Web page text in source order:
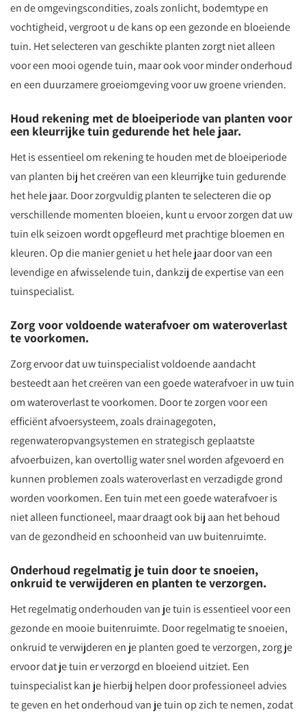
en de omgevingscondities, zoals zonlicht, bodemtype en
vochtigheid, vergroot u de kans op een gezonde en bloeiende
tuin. Het selecteren van geschikte planten zorgt niet alleen
voor een mooi ogende tuin, maar ook voor minder onderhoud
en een duurzamere groeiomgeving voor uw groene vrienden.
Houd rekening met de bloeiperiode van planten voor
een kleurrijke tuin gedurende het hele jaar.
Het is essentieel om rekening te houden met de bloeiperiode
van planten bij het creëren van een kleurrijke tuin gedurende
het hele jaar. Door zorgvuldig planten te selecteren die op
verschillende momenten bloeien, kunt u ervoor zorgen dat uw
tuin elk seizoen wordt opgefleurd met prachtige bloemen en
kleuren. Op die manier geniet u het hele jaar door van een
levendige en afwisselende tuin, dankzij de expertise van een
tuinspecialist.
Zorg voor voldoende waterafvoer om wateroverlast
te voorkomen.
Zorg ervoor dat uw tuinspecialist voldoende aandacht
besteedt aan het creëren van een goede waterafvoer in uw tuin
om wateroverlast te voorkomen. Door te zorgen voor een
efficiënt afvoersysteem, zoals drainagegoten,
regenwateropvangsystemen en strategisch geplaatste
afvoerbuizen, kan overtollig water snel worden afgevoerd en
kunnen problemen zoals wateroverlast en verzadigde grond
worden voorkomen. Een tuin met een goede waterafvoer is
niet alleen functioneel, maar draagt ook bij aan het behoud
van de gezondheid en schoonheid van uw buitenruimte.
Onderhoud regelmatig je tuin door te snoeien,
onkruid te verwijderen en planten te verzorgen.
Het regelmatig onderhouden van je tuin is essentieel voor een
gezonde en mooie buitenruimte. Door regelmatig te snoeien,
onkruid te verwijderen en je planten goed te verzorgen, zorg je
ervoor dat je tuin er verzorgd en bloeiend uitziet. Een
tuinspecialist kan je hierbij helpen door professioneel advies
te geven en het onderhoud van je tuin op zich te nemen, zodat